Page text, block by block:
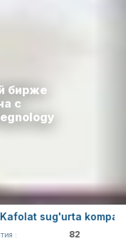
бирже
с
sug'urta kompaniyasi>